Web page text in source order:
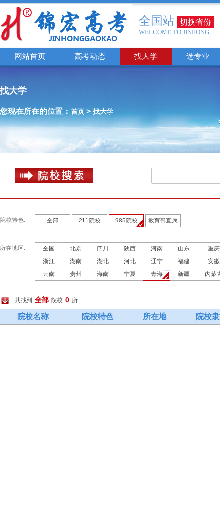
全国站 切换省份
WELCOME TO JINHONG
网站首页 高考动态 找大学 选专业
找大学
您现在所在的位置： 首页 > 找大学
院校特色: 全部 211院校 985院校 教育部直属
所在地区: 全国 北京 四川 陕西 河南 山东
重庆
浙江
湖南 湖北 河北 辽宁 福建
安徽
云南
贵州 海南 宁夏 青海 新疆 内蒙
共找到 全部 院校 0 所
院校名称 院校特色 所在地 院校